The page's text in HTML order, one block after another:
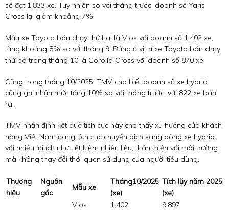
số đạt 1.833 xe. Tuy nhiên so với tháng trước, doanh số Yaris
Cross lại giảm khoảng 7%.
Mẫu xe Toyota bán chạy thứ hai là Vios với doanh số 1.402 xe,
tăng khoảng 8% so với tháng 9. Đứng ở vị trí xe Toyota bán chạy
thứ ba trong tháng 10 là Corolla Cross với doanh số 870 xe.
Cũng trong tháng 10/2025, TMV cho biết doanh số xe hybrid
cũng ghi nhận mức tăng 10% so với tháng trước, với 822 xe bán
ra.
TMV nhận định kết quả tích cực này cho thấy xu hướng của khách
hàng Việt Nam đang tích cực chuyển dịch sang dòng xe hybrid
với nhiều lợi ích như tiết kiệm nhiên liệu, thân thiện với môi trường
mà không thay đổi thói quen sử dụng của người tiêu dùng.
Thương
hiệu
Nguồn
gốc
Mẫu xe
Tháng10/2025
(xe)
Tích lũy năm 2025
(xe)
Vios 1.402
9.897